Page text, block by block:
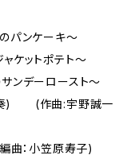
ーキ〜
ポテト〜
ロースト〜
奏) (作曲:宇野誠一
：小笠原寿子)